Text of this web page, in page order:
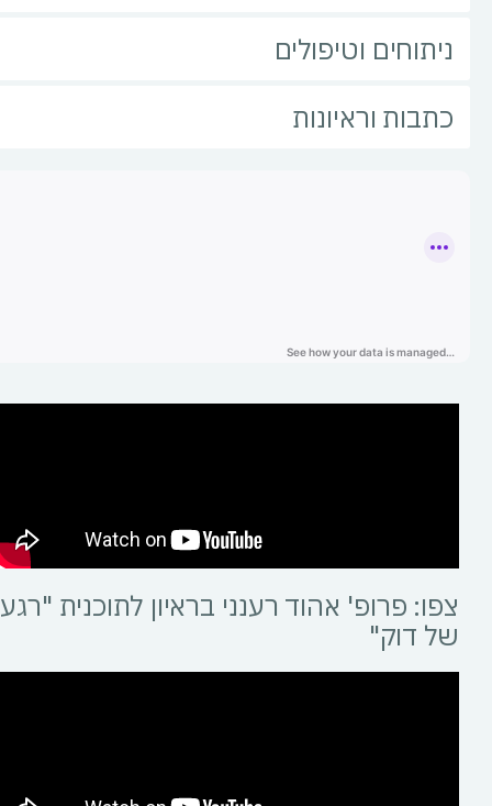
ניתוחים וטיפולים
כתבות וראיונות
צפו: פרופ' אהוד רענני בראיון לתוכנית "רגע
של דוק"